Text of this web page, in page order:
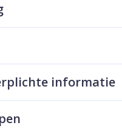
informatie